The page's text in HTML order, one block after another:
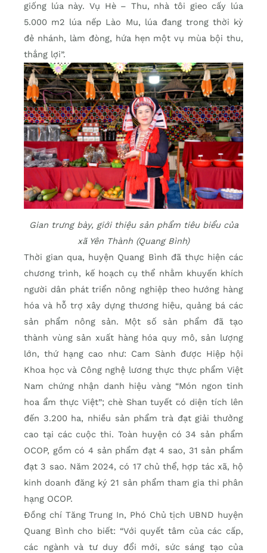
giống lúa này. Vụ Hè – Thu, nhà tôi gieo cấy lúa
5.000 m2 lúa nếp Lào Mu, lúa đang trong thời kỳ
đẻ nhánh, làm đòng, hứa hẹn một vụ mùa bội thu,
thắng lợi”.
Gian trưng bày, giới thiệu sản phẩm tiêu biểu của
xã Yên Thành (Quang Bình)
Thời gian qua, huyện Quang Bình đã thực hiện các
chương trình, kế hoạch cụ thể nhằm khuyến khích
người dân phát triển nông nghiệp theo hướng hàng
hóa và hỗ trợ xây dựng thương hiệu, quảng bá các
sản phẩm nông sản. Một số sản phẩm đã tạo
thành vùng sản xuất hàng hóa quy mô, sản lượng
lớn, thứ hạng cao như: Cam Sành được Hiệp hội
Khoa học và Công nghệ lương thực thực phẩm Việt
Nam chứng nhận danh hiệu vàng “Món ngon tinh
hoa ẩm thực Việt”; chè Shan tuyết có diện tích lên
đến 3.200 ha, nhiều sản phẩm trà đạt giải thưởng
cao tại các cuộc thi. Toàn huyện có 34 sản phẩm
OCOP, gồm có 4 sản phẩm đạt 4 sao, 31 sản phẩm
đạt 3 sao. Năm 2024, có 17 chủ thể, hợp tác xã, hộ
kinh doanh đăng ký 21 sản phẩm tham gia thi phân
hạng OCOP.
Đồng chí Tăng Trung In, Phó Chủ tịch UBND huyện
Quang Bình cho biết: “Với quyết tâm của các cấp,
các ngành và tư duy đổi mới, sức sáng tạo của